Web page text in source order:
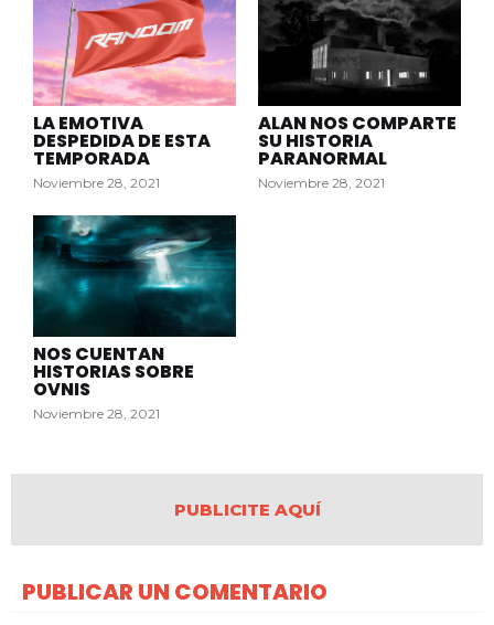
LA EMOTIVA
DESPEDIDA DE ESTA
TEMPORADA
Noviembre 28, 2021
ALAN NOS COMPARTE
SU HISTORIA
PARANORMAL
Noviembre 28, 2021
NOS CUENTAN
HISTORIAS SOBRE
OVNIS
Noviembre 28, 2021
PUBLICITE AQUÍ
PUBLICAR UN COMENTARIO